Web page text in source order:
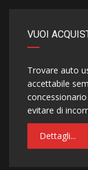
VUOI
Trovare auto
accettabile
evitare di
Dettagli...